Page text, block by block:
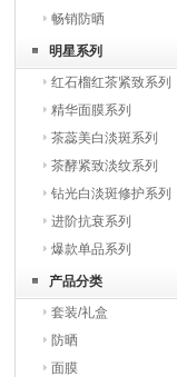
畅销防晒
明星系列
红石榴红茶紧致系列
精华面膜系列
茶蕊美白淡斑系列
茶酵紧致淡纹系列
钻光白淡斑修护系列
进阶抗衰系列
爆款单品系列
产品分类
套装/礼盒
防晒
面膜